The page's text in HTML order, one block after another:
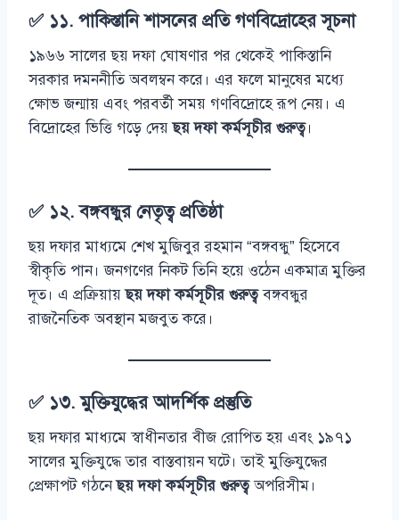
✅ ১১. পাকিস্তানি শাসনের প্রতি গণবিদ্রোহের সূচনা
১৯৬৬ সালের ছয় দফা ঘোষণার পর থেকেই পাকিস্তানি
সরকার দমননীতি অবলম্বন করে। এর ফলে মানুষের মধ্যে
ক্ষোভ জন্মায় এবং পরবর্তী সময় গণবিদ্রোহে রূপ নেয়। এ
বিদ্রোহের ভিত্তি গড়ে দেয়ছয় দফা কর্মসূচীর গুরুত্ব।
✅ ১২. বঙ্গবন্ধুর নেতৃত্ব প্রতিষ্ঠা
ছয় দফার মাধ্যমে শেখ মুজিবুর রহমান “বঙ্গবন্ধু” হিসেবে
স্বীকৃতি পান। জনগণের নিকট তিনি হয়ে ওঠেন একমাত্র মুক্তির
দূত। এ প্রক্রিয়ায়ছয় দফা কর্মসূচীর গুরুত্ববঙ্গবন্ধুর
রাজনৈতিক অবস্থান মজবুত করে।
✅ ১৩. মুক্তিযুদ্ধের আদর্শিক প্রস্তুতি
ছয় দফার মাধ্যমে স্বাধীনতার বীজ রোপিত হয় এবং ১৯৭১
সালের মুক্তিযুদ্ধে তার বাস্তবায়ন ঘটে। তাই মুক্তিযুদ্ধের
প্রেক্ষাপট গঠনেছয় দফা কর্মসূচীর গুরুত্বঅপরিসীম।